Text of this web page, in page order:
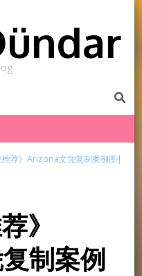
推荐》Arizona文凭复制案例图|
》
制案例